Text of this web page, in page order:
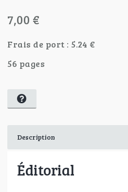
7,00 €
Frais de port : 5.24 €
56 pages
Description
Éditorial